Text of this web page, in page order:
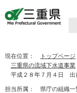
現在位置： トップページ
三重県の流域下水道事業
平成２８年７月４日 出
担当所属： 県庁の組織